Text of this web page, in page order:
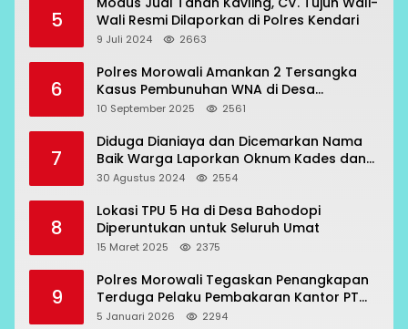
5
Wali Resmi Dilaporkan di Polres Kendari
9 Juli 2024 2663
6
Polres Morowali Amankan 2 Tersangka
Kasus Pembunuhan WNA di Desa
Topogaro
10 September 2025 2561
7
Diduga Dianiaya dan Dicemarkan Nama
Baik Warga Laporkan Oknum Kades dan
Oknum Polisi
30 Agustus 2024 2554
8
Lokasi TPU 5 Ha di Desa Bahodopi
Diperuntukan untuk Seluruh Umat
15 Maret 2025 2375
9
Polres Morowali Tegaskan Penangkapan
Terduga Pelaku Pembakaran Kantor PT
RCP Sesuai Prosedur
5 Januari 2026 2294